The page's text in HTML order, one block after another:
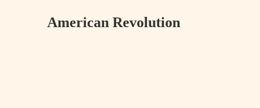
American Revolution